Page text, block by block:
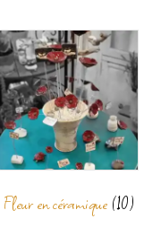
Fleur en céramique(10)